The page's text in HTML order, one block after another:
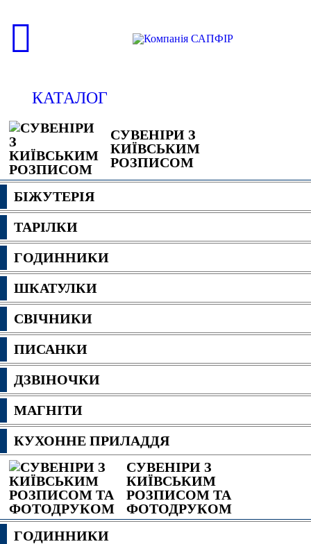
КАТАЛОГ
СУВЕНІРИ З
КИЇВСЬКИМ
РОЗПИСОМ
БІЖУТЕРІЯ
ТАРІЛКИ
ГОДИННИКИ
ШКАТУЛКИ
СВІЧНИКИ
ПИСАНКИ
ДЗВІНОЧКИ
МАГНІТИ
КУХОННЕ ПРИЛАДДЯ
СУВЕНІРИ З
КИЇВСЬКИМ
РОЗПИСОМ ТА
ФОТОДРУКОМ
ГОДИННИКИ